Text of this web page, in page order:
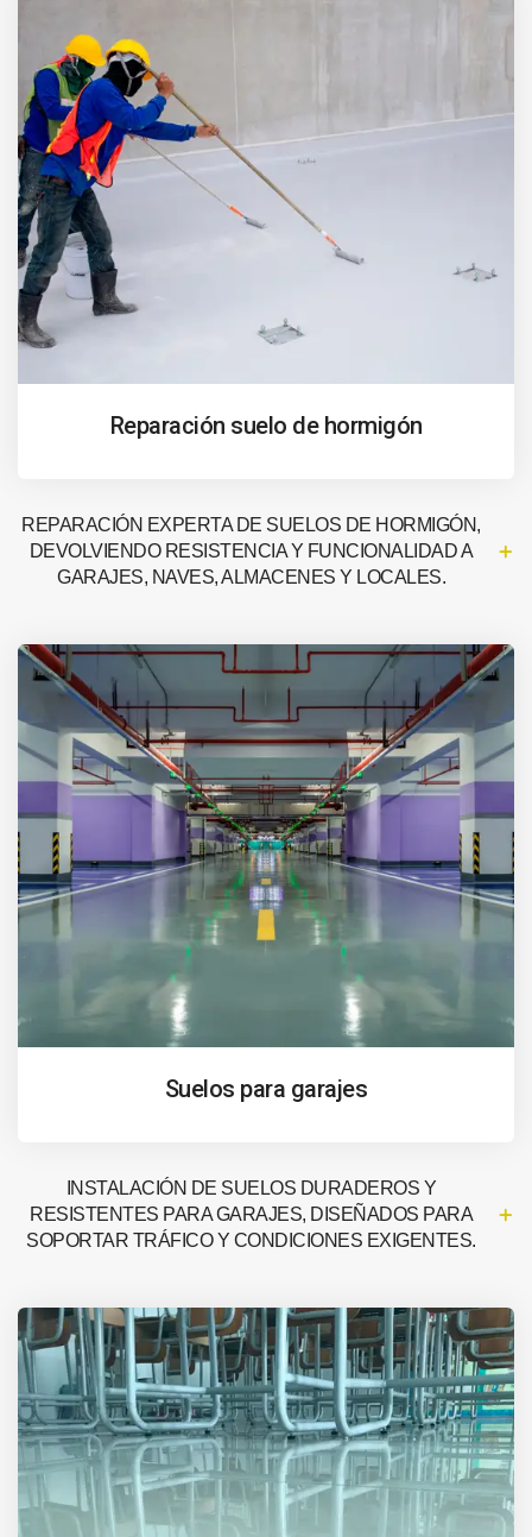
Reparación suelo de hormigón
REPARACIÓN EXPERTA DE SUELOS DE HORMIGÓN,
DEVOLVIENDO RESISTENCIA Y FUNCIONALIDAD A
GARAJES, NAVES, ALMACENES Y LOCALES.
Suelos para garajes
INSTALACIÓN DE SUELOS DURADEROS Y
RESISTENTES PARA GARAJES, DISEÑADOS PARA
SOPORTAR TRÁFICO Y CONDICIONES EXIGENTES.